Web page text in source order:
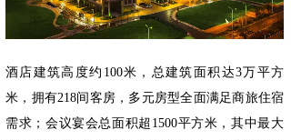
酒店建筑高度约100米，总建筑面积达3万平方
米，拥有218间客房，多元房型全面满足商旅住宿
需求；会议宴会总面积超1500平方米，其中最大